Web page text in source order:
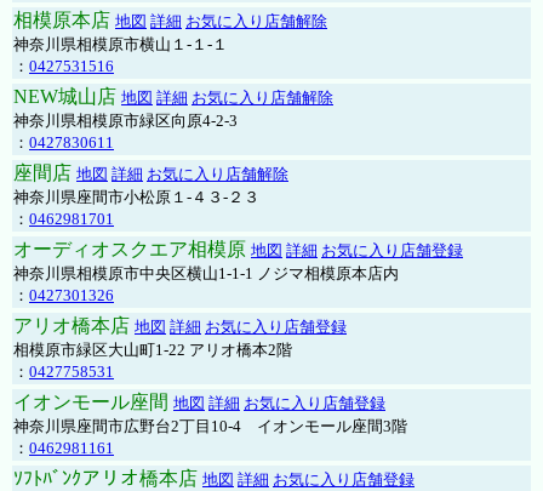
相模原本店 地図 詳細 お気に入り店舗解除
神奈川県相模原市横山１-１-１
： 0427531516
NEW城山店 地図 詳細 お気に入り店舗解除
神奈川県相模原市緑区向原4-2-3
： 0427830611
座間店 地図 詳細 お気に入り店舗解除
神奈川県座間市小松原１-４３-２３
： 0462981701
オーディオスクエア相模原 地図 詳細 お気に入り店舗登録
神奈川県相模原市中央区横山1-1-1 ノジマ相模原本店内
： 0427301326
アリオ橋本店 地図 詳細 お気に入り店舗登録
相模原市緑区大山町1-22 アリオ橋本2階
： 0427758531
イオンモール座間 地図 詳細 お気に入り店舗登録
神奈川県座間市広野台2丁目10-4 イオンモール座間3階
： 0462981161
ｿﾌﾄﾊﾞﾝｸアリオ橋本店 地図 詳細 お気に入り店舗登録